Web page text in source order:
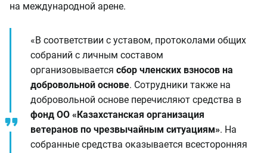
на международной арене.
«В соответствии с уставом, протоколами общих
собраний с личным составом
организовывается сбор членских взносов на
добровольной основе. Сотрудники также на
добровольной основе перечисляют средства в
фонд ОО «Казахстанская организация
ветеранов по чрезвычайным ситуациям». На
собранные средства оказывается всесторонняя